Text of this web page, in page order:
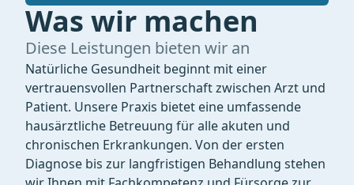
Was wir machen
Diese Leistungen bieten wir an
Natürliche Gesundheit beginnt mit einer
vertrauensvollen Partnerschaft zwischen Arzt und
Patient. Unsere Praxis bietet eine umfassende
hausärztliche Betreuung für alle akuten und
chronischen Erkrankungen. Von der ersten
Diagnose bis zur langfristigen Behandlung stehen